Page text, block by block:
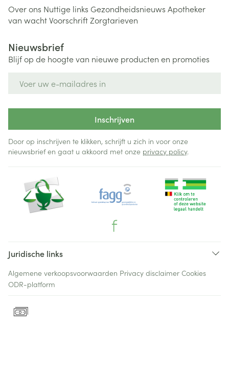
Over ons Nuttige links Gezondheidsnieuws Apotheker
van wachtVoorschriftZorgtarieven
Nieuwsbrief
Blijf op de hoogte van nieuwe producten en promoties
Inschrijven
Door op inschrijven te klikken, schrijft u zich in voor onze
nieuwsbrief en gaat u akkoord met onze privacy policy.
Juridische links
Algemene verkoopsvoorwaarden Privacy disclaimer Cookies
ODR-platform